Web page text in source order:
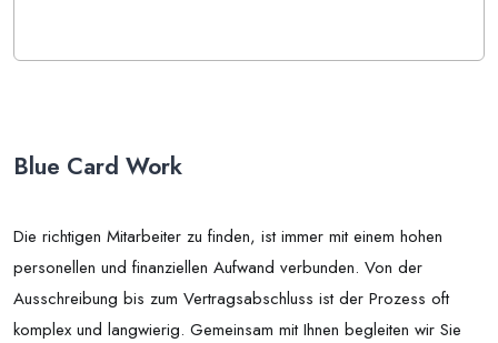
Blue Card Work
Die richtigen Mitarbeiter zu finden, ist immer mit einem hohen
personellen und finanziellen Aufwand verbunden. Von der
Ausschreibung bis zum Vertragsabschluss ist der Prozess oft
komplex und langwierig. Gemeinsam mit Ihnen begleiten wir Sie